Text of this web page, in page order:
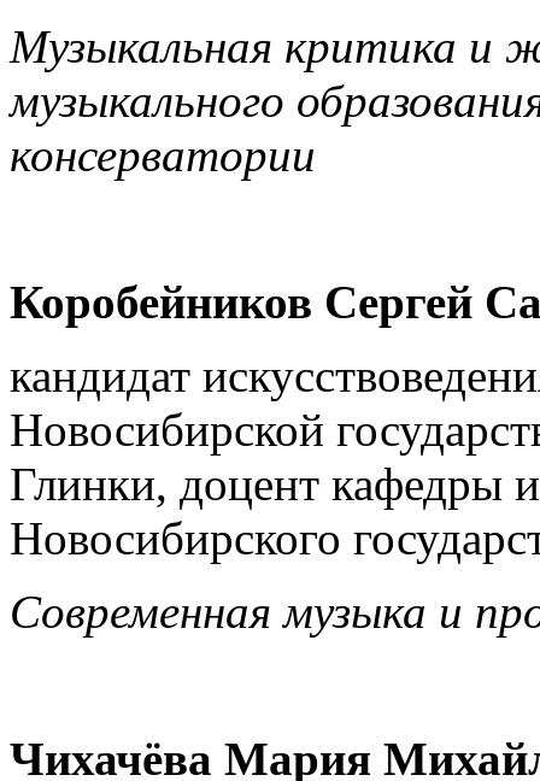
Музыкальная критика и
музыкального
консерватории
Коробейников Сергей
кандидат
Новосибирской
Глинки, доцент кафедры
Новосибирского
Современная музыка и
Чихачёва Мария